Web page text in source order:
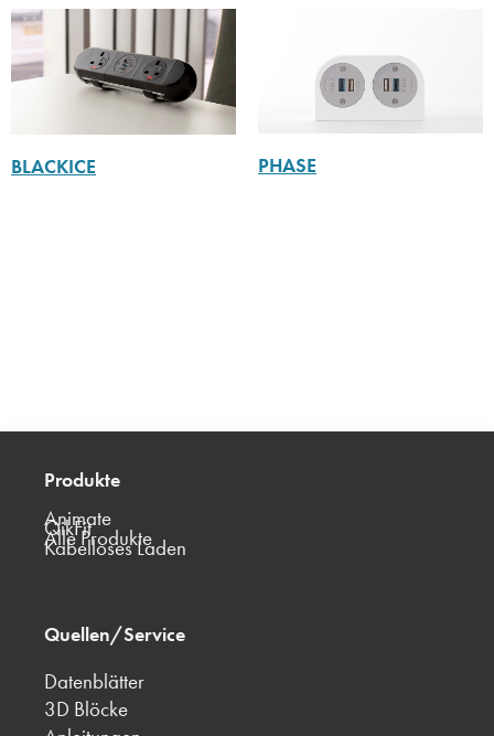
BLACKICE PHASE
Produkte
Animate
QikFit
Alle Produkte
Kabelloses Laden
Quellen/Service
Datenblätter
3D Blöcke